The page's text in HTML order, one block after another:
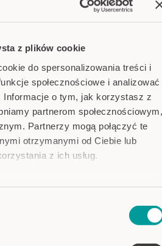
z plików cookie
do spersonalizowania treści i
społecznościowe i analizować
Informacje o tym, jak korzystasz z
partnerom społecznościowym,
Partnerzy mogą połączyć te
otrzymanymi od Ciebie lub
z ich usług.
ze stali nierdzewnej